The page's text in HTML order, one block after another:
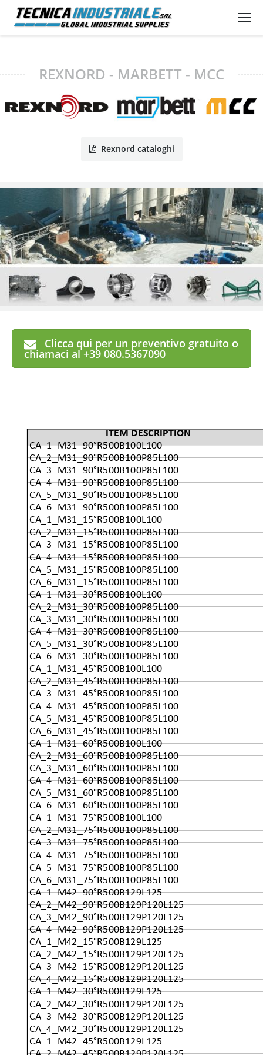
REXNORD - MARBETT - MCC
Rexnord cataloghi
Clicca qui per un preventivo gratuito o
chiamaci al +39 080.5367090
ITEM DESCRIPTION
CA_1_M31_90°R500B100L100
CA_2_M31_90°R500B100P85L100
CA_3_M31_90°R500B100P85L100
CA_4_M31_90°R500B100P85L100
CA_5_M31_90°R500B100P85L100
CA_6_M31_90°R500B100P85L100
CA_1_M31_15°R500B100L100
CA_2_M31_15°R500B100P85L100
CA_3_M31_15°R500B100P85L100
CA_4_M31_15°R500B100P85L100
CA_5_M31_15°R500B100P85L100
CA_6_M31_15°R500B100P85L100
CA_1_M31_30°R500B100L100
CA_2_M31_30°R500B100P85L100
CA_3_M31_30°R500B100P85L100
CA_4_M31_30°R500B100P85L100
CA_5_M31_30°R500B100P85L100
CA_6_M31_30°R500B100P85L100
CA_1_M31_45°R500B100L100
CA_2_M31_45°R500B100P85L100
CA_3_M31_45°R500B100P85L100
CA_4_M31_45°R500B100P85L100
CA_5_M31_45°R500B100P85L100
CA_6_M31_45°R500B100P85L100
CA_1_M31_60°R500B100L100
CA_2_M31_60°R500B100P85L100
CA_3_M31_60°R500B100P85L100
CA_4_M31_60°R500B100P85L100
CA_5_M31_60°R500B100P85L100
CA_6_M31_60°R500B100P85L100
CA_1_M31_75°R500B100L100
CA_2_M31_75°R500B100P85L100
CA_3_M31_75°R500B100P85L100
CA_4_M31_75°R500B100P85L100
CA_5_M31_75°R500B100P85L100
CA_6_M31_75°R500B100P85L100
CA_1_M42_90°R500B129L125
CA_2_M42_90°R500B129P120L125
CA_3_M42_90°R500B129P120L125
CA_4_M42_90°R500B129P120L125
CA_1_M42_15°R500B129L125
CA_2_M42_15°R500B129P120L125
CA_3_M42_15°R500B129P120L125
CA_4_M42_15°R500B129P120L125
CA_1_M42_30°R500B129L125
CA_2_M42_30°R500B129P120L125
CA_3_M42_30°R500B129P120L125
CA_4_M42_30°R500B129P120L125
CA_1_M42_45°R500B129L125